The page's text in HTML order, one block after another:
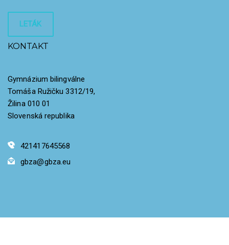
LETÁK
KONTAKT
Gymnázium bilingválne
Tomáša Ružičku 3312/19,
Žilina 010 01
Slovenská republika
421417645568
gbza@gbza.eu